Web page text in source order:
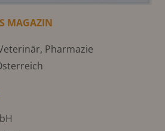
MAGAZIN
Pharmazie